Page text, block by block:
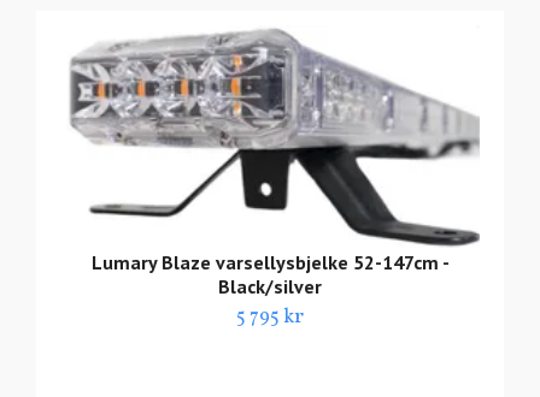
Lumary Blaze varsellysbjelke 52-147cm -
Black/silver
5 795 kr